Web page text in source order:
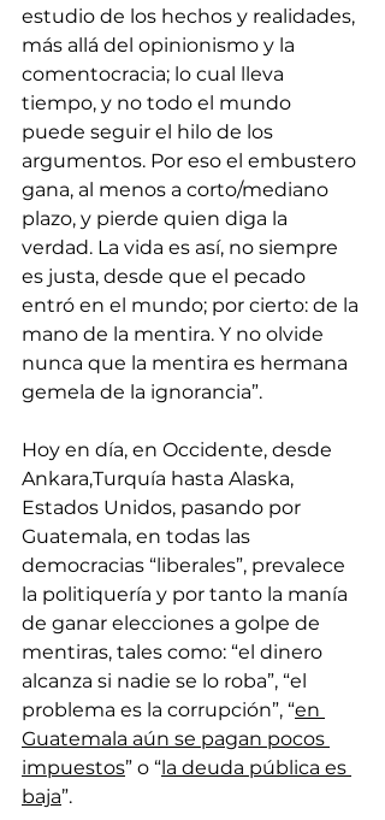
estudio de los hechos y realidades,
más allá del opinionismo y la
comentocracia; lo cual lleva
tiempo, y no todo el mundo
puede seguir el hilo de los
argumentos. Por eso el embustero
gana, al menos a corto/mediano
plazo, y pierde quien diga la
verdad. La vida es así, no siempre
es justa, desde que el pecado
entró en el mundo; por cierto: de la
mano de la mentira. Y no olvide
nunca que la mentira es hermana
gemela de la ignorancia”.
Hoy en día, en Occidente, desde
Ankara,Turquía hasta Alaska,
Estados Unidos, pasando por
Guatemala, en todas las
democracias “liberales”, prevalece
la politiquería y por tanto la manía
de ganar elecciones a golpe de
mentiras, tales como: “el dinero
alcanza si nadie se lo roba”, “el
problema es la corrupción”, “en
Guatemala aún se pagan pocos
impuestos” o “la deuda pública es
baja”.